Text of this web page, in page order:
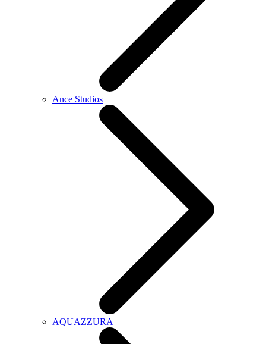
Ance Studios
AQUAZZURA